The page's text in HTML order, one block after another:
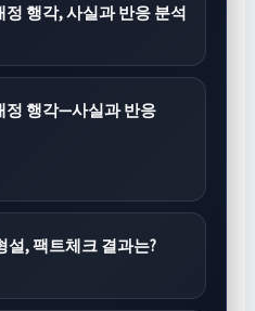
행각, 사실과 반응 분석
정 행각—사실과 반응
설, 팩트체크 결과는?